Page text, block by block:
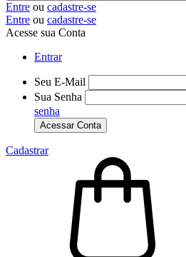
Entre ou cadastre-se
Entre ou cadastre-se
Acesse sua Conta
Entrar
Seu E-Mail
Sua Senha
senha
Acessar Conta
Cadastrar